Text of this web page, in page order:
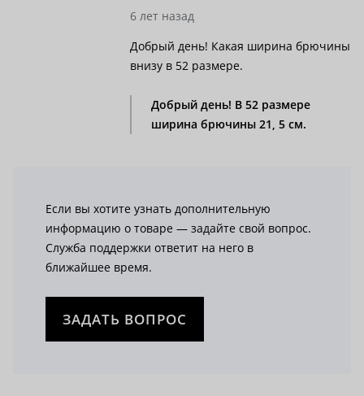
6 лет назад
Добрый день! Какая ширина брючины
внизу в 52 размере.
Добрый день! В 52 размере
ширина брючины 21, 5 см.
Если вы хотите узнать дополнительную
информацию о товаре — задайте свой вопрос.
Служба поддержки ответит на него в
ближайшее время.
ЗАДАТЬ ВОПРОС